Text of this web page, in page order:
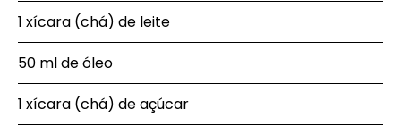
1 xícara (chá) de leite
50 ml de óleo
1 xícara (chá) de açúcar